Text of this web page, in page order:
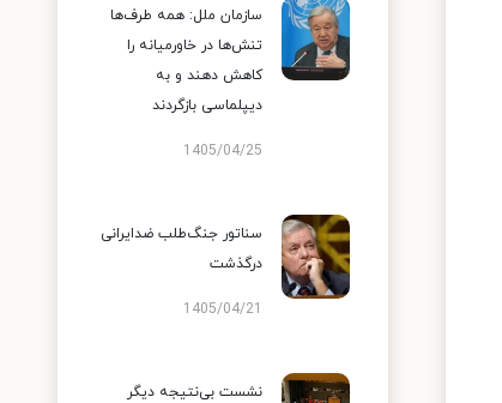
سازمان ملل: همه طرف‌ها
تنش‌ها در خاورمیانه را
کاهش دهند و به
دیپلماسی بازگردند
1405/04/25
سناتور جنگ‌طلب ضدایرانی
درگذشت
1405/04/21
نشست بی‌نتیجه دیگر